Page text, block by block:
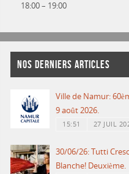
18:00– 19:00
NOS DERNIERS ARTICLES
Ville de Namur:
9 août 2026.
15:51 27 JUIL
30/06/26: Tutti
Blanche! Deuxième.